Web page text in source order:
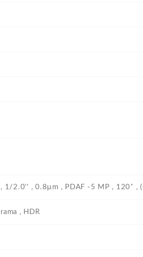
1/2.0'' , 0.8µm , PDAF -5 MP , 120˚ ,
, HDR